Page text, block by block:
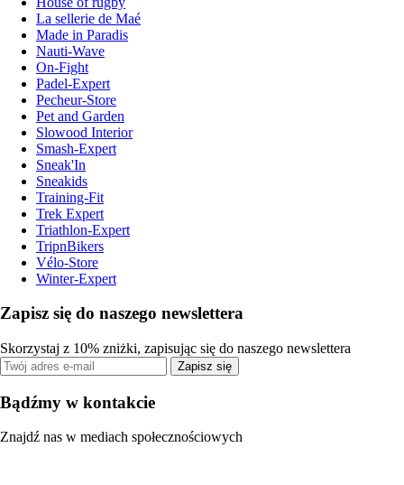
La sellerie de Maé
Made in Paradis
Nauti-Wave
On-Fight
Padel-Expert
Pecheur-Store
Pet and Garden
Slowood Interior
Smash-Expert
Sneak'In
Sneakids
Training-Fit
Trek Expert
Triathlon-Expert
TripnBikers
Vélo-Store
Winter-Expert
Zapisz się do naszego newslettera
Skorzystaj z 10% zniżki, zapisując się do naszego newslettera
Zapisz się
Bądźmy w kontakcie
Znajdź nas w mediach społecznościowych